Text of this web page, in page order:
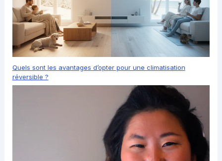
Quels sont les avantages d’opter pour une climatisation
réversible ?